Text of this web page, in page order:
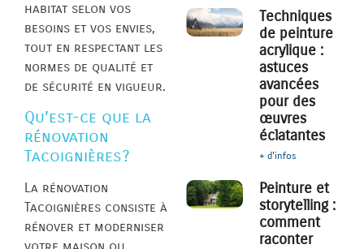
habitat selon vos
besoins et vos envies,
tout en respectant les
normes de qualité et
de sécurité en vigueur.
Qu’est-ce que la
rénovation
Tacoignières?
La rénovation
Tacoignières consiste à
rénover et moderniser
Techniques
de peinture
acrylique :
astuces
avancées
pour des
œuvres
éclatantes
+ d'infos
Peinture et
storytelling :
comment
raconter